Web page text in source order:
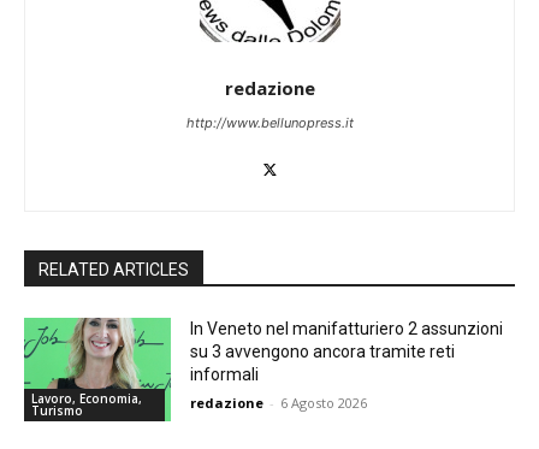
redazione
http://www.bellunopress.it
RELATED ARTICLES
Lavoro, Economia,
Turismo
In Veneto nel manifatturiero 2 assunzioni
su 3 avvengono ancora tramite reti
informali
redazione - 6 Agosto 2026